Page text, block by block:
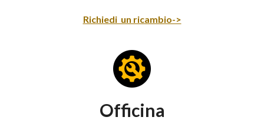
Richiedi un ricambio->
Officina